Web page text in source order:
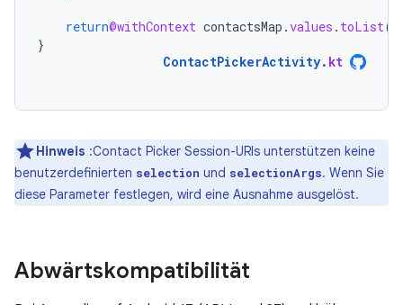
return@withContext contactsMap .values . toList()
}
ContactPickerActivity. kt
Hinweis :Contact Picker Session-URIs unterstützen keine
benutzerdefinierten selection und selectionArgs. Wenn Sie
diese Parameter festlegen, wird eine Ausnahme ausgelöst.
Abwärtskompatibilität